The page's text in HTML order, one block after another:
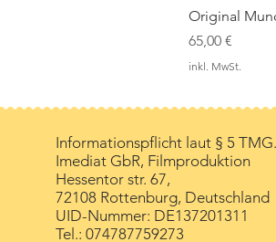
Original
Preis
65,00 €
inkl. MwSt.
Informationspflicht laut § 5 TMG.
Imediat GbR, Filmproduktion
Hessentor str. 67,
72108 Rottenburg, Deutschland
UID-Nummer: DE137201311
Tel.: 074787759273